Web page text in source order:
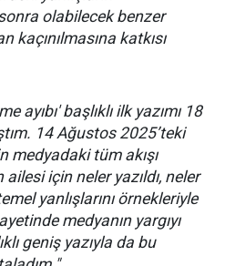
olabilecek benzer
kaçınılmasına katkısı
ayıbı' başlıklı ilk yazımı 18
14 Ağustos 2025’teki
medyadaki tüm akışı
için neler yazıldı, neler
yanlışlarını örnekleriyle
medyanın yargıyı
geniş yazıyla da bu